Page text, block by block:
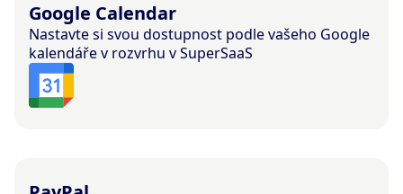
Google Calendar
Nastavte si svou dostupnost podle vašeho Google
kalendáře v rozvrhu v SuperSaaS